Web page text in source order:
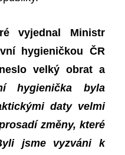
vyjednal Ministr
hygieničkou ČR
velký obrat a
hygienička byla
daty velmi
změny, které
jsme vyzváni k